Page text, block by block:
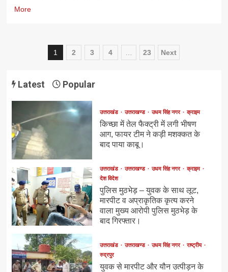
More
Posts
1 2 3 4 23 Next
Latest Popular
उत्तराखंड उत्तराखण्ड उधम सिंह नगर क्राइम
किच्छा में तेल फैक्ट्री में लगी भीषण
आग, फायर टीम ने कड़ी मशक्कत के
बाद पाया काबू।
उत्तराखंड उत्तराखण्ड उधम सिंह नगर
क्राइम
देश विदेश
पुलिस मुठभेड़ – युवक के साथ लूट,
मारपीट व अप्राकृतिक कृत्य करने
वाला मुख्य आरोपी पुलिस मुठभेड़ के
बाद गिरफ्तार।
उत्तराखंड उत्तराखण्ड उधम सिंह नगर
राष्ट्रीय
रुद्रपुर
युवक से मारपीट और यौन उत्पीड़न के